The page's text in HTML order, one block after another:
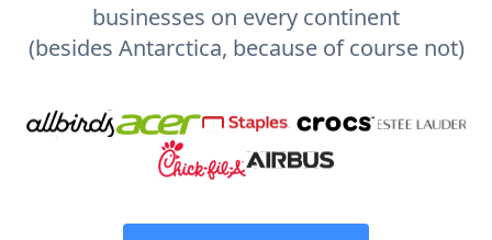
businesses on every continent
(besides Antarctica, because of course not)